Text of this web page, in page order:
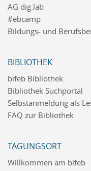
AG dig.lab
#ebcamp
Bildungs- und
BIBLIOTHEK
bifeb Bibliothek
Bibliothek Suchportal
Selbstanmeldung als
FAQ zur Bibliothek
TAGUNGSORT
Willkommen am bifeb